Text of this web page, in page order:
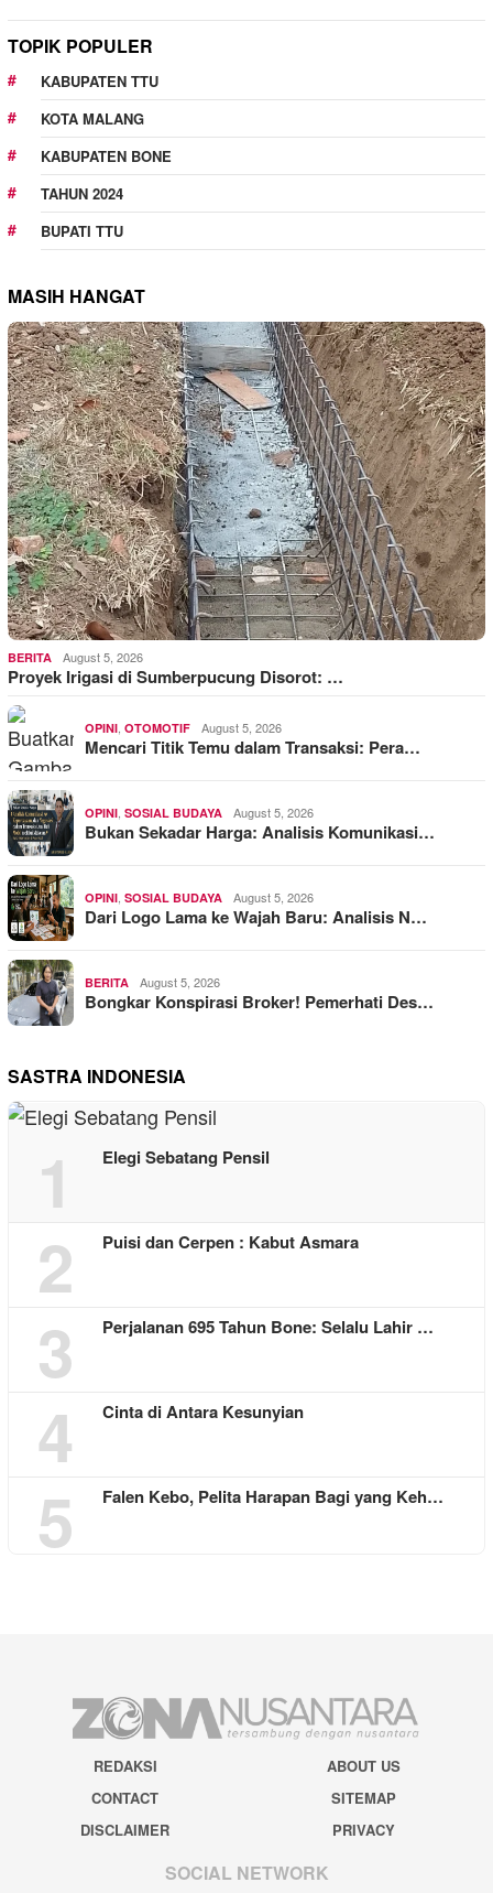
TOPIK POPULER
KABUPATEN TTU
KOTA MALANG
KABUPATEN BONE
TAHUN 2024
BUPATI TTU
MASIH HANGAT
BERITA August 5, 2026
Proyek Irigasi di Sumberpucung Disorot: …
OPINI OTOMOTIF August 5, 2026
Mencari Titik Temu dalam Transaksi: Pera…
OPINI SOSIAL BUDAYA August 5, 2026
Bukan Sekadar Harga: Analisis Komunikasi…
OPINI SOSIAL BUDAYA August 5, 2026
Dari Logo Lama ke Wajah Baru: Analisis N…
BERITA August 5, 2026
Bongkar Konspirasi Broker! Pemerhati Des…
SASTRA INDONESIA
1 Elegi Sebatang Pensil
2 Puisi dan Cerpen : Kabut Asmara
3 Perjalanan 695 Tahun Bone: Selalu Lahir …
4 Cinta di Antara Kesunyian
5 Falen Kebo, Pelita Harapan Bagi yang Keh…
REDAKSI
ABOUT US
CONTACT
SITEMAP
DISCLAIMER
PRIVACY
SOCIAL NETWORK